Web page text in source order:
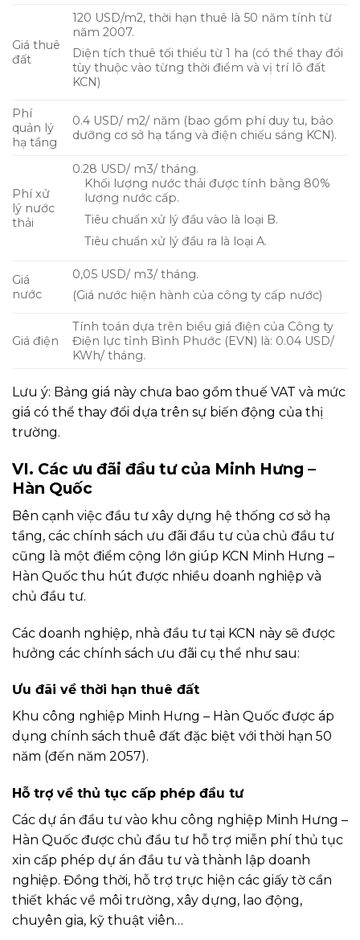
Giá thuê
đất
120 USD/m2, thời hạn thuê là 50 năm tính từ
năm 2007.
Diện tích thuê tối thiểu từ 1 ha (có thể thay đổi
tùy thuộc vào từng thời điểm và vị trí lô đất
KCN)
Phí
quản lý
hạ tầng
0.4 USD/ m2/ năm (bao gồm phí duy tu, bảo
dưỡng cơ sở hạ tầng và điện chiếu sáng KCN).
Phí xử
lý nước
thải
0.28 USD/ m3/ tháng.
Khối lượng nước thải được tính bằng 80%
lượng nước cấp.
Tiêu chuẩn xử lý đầu vào là loại B.
Tiêu chuẩn xử lý đầu ra là loại A.
Giá
nước
0,05 USD/ m3/ tháng.
(Giá nước hiện hành của công ty cấp nước)
Giá điện
Tính toán dựa trên biểu giá điện của Công ty
Điện lực tỉnh Bình Phước (EVN) là: 0.04 USD/
KWh/ tháng.
Lưu ý: Bảng giá này chưa bao gồm thuế VAT và mức
giá có thể thay đổi dựa trên sự biến động của thị
trường.
VI. Các ưu đãi đầu tư của Minh Hưng –
Hàn Quốc
Bên cạnh việc đầu tư xây dựng hệ thống cơ sở hạ
tầng, các chính sách ưu đãi đầu tư của chủ đầu tư
cũng là một điểm cộng lớn giúp KCN Minh Hưng –
Hàn Quốc thu hút được nhiều doanh nghiệp và
chủ đầu tư.
Các doanh nghiệp, nhà đầu tư tại KCN này sẽ được
hưởng các chính sách ưu đãi cụ thể như sau:
Ưu đãi về thời hạn thuê đất
Khu công nghiệp Minh Hưng – Hàn Quốc được áp
dụng chính sách thuê đất đặc biệt với thời hạn 50
năm (đến năm 2057).
Hỗ trợ về thủ tục cấp phép đầu tư
Các dự án đầu tư vào khu công nghiệp Minh Hưng –
Hàn Quốc được chủ đầu tư hỗ trợ miễn phí thủ tục
xin cấp phép dự án đầu tư và thành lập doanh
nghiệp. Đồng thời, hỗ trợ trực hiện các giấy tờ cần
thiết khác về môi trường, xây dựng, lao động,
chuyên gia, kỹ thuật viên…